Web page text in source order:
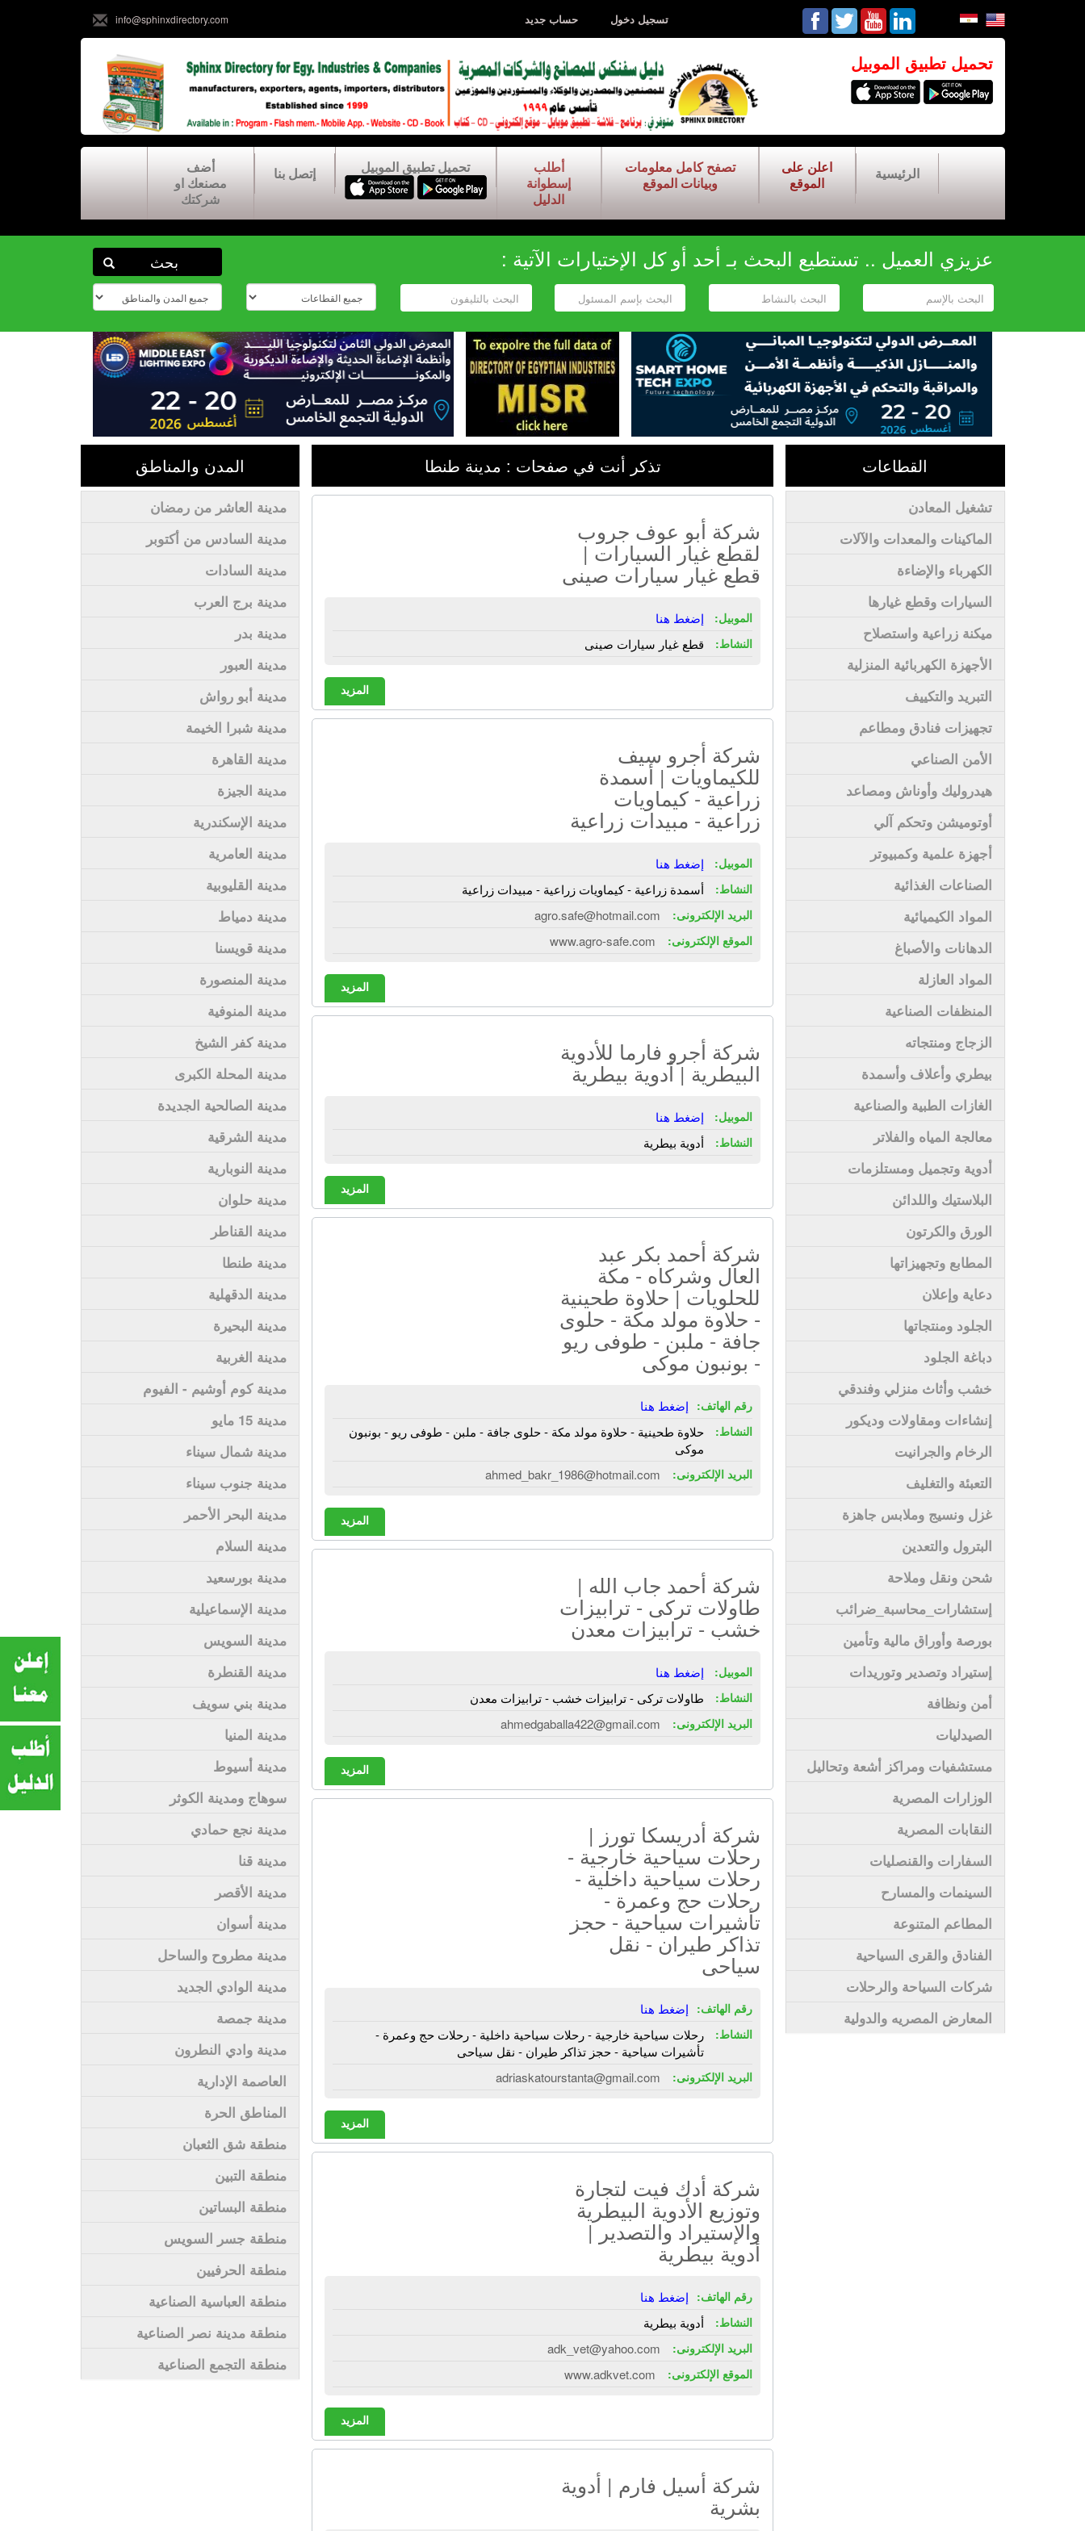
تسجيل دخول حساب جديد info@sphinxdirectory.com
تحميل تطبيق الموبيل
الرئيسية
اعلن على
الموقع
تصفح كامل معلومات
وبيانات الموقع
أطلب
إسطوانة
الدليل
تحميل تطبيق الموبيل إتصل بنا
أضف
مصنعك او
شركتك
عزيزي العميل .. تستطيع البحث بـ أحد أو كل الإختيارات الآتية :
القطاعات
تشغيل المعادن
الماكينات والمعدات والآلات
الكهرباء والإضاءة
السيارات وقطع غيارها
ميكنة زراعية واستصلاح
الأجهزة الكهربائية المنزلية
التبريد والتكييف
تجهيزات فنادق ومطاعم
الأمن الصناعي
هيدروليك وأوناش ومصاعد
أوتوميشن وتحكم آلي
أجهزة علمية وكمبيوتر
الصناعات الغذائية
المواد الكيميائية
الدهانات والأصباغ
المواد العازلة
المنظفات الصناعية
الزجاج ومنتجاته
بيطري وأعلاف وأسمدة
الغازات الطبية والصناعية
معالجة المياه والفلاتر
أدوية وتجميل ومستلزمات
البلاستيك واللدائن
الورق والكرتون
المطابع وتجهيزاتها
دعاية وإعلان
الجلود ومنتجاتها
دباغة الجلود
خشب وأثاث منزلي وفندقي
إنشاءات ومقاولات وديكور
الرخام والجرانيت
التعبئة والتغليف
غزل ونسيج وملابس جاهزة
البترول والتعدين
شحن ونقل وملاحة
إستشارات_محاسبة_ضرائب
بورصة وأوراق مالية وتأمين
إستيراد وتصدير وتوريدات
أمن ونظافة
الصيدليات
مستشفيات ومراكز أشعة وتحاليل
الوزارات المصرية
النقابات المصرية
السفارات والقنصليات
السينمات والمسارح
المطاعم المتنوعة
الفنادق والقرى السياحية
شركات السياحة والرحلات
المعارض المصريه والدولية
تذكر أنت في صفحات : مدينة طنطا
شركة أبو عوف جروب
لقطع غيار السيارات |
قطع غيار سيارات صينى
الموبيل: إضغط هنا
النشاط: قطع غيار سيارات صينى
المزيد
شركة أجرو سيف
للكيماويات | أسمدة
زراعية - كيماويات
زراعية - مبيدات زراعية
الموبيل: إضغط هنا
النشاط: أسمدة زراعية - كيماويات زراعية - مبيدات زراعية
البريد الإلكترونى: agro.safe@hotmail.com
الموقع الإلكترونى: www.agro-safe.com
المزيد
شركة أجرو فارما للأدوية
البيطرية | أدوية بيطرية
الموبيل: إضغط هنا
النشاط: أدوية بيطرية
المزيد
شركة أحمد بكر عبد
العال وشركاه - مكة
للحلويات | حلاوة طحينية
- حلاوة مولد مكة - حلوى
جافة - ملبن - طوفى ريو
- بونبون موكى
رقم الهاتف: إضغط هنا
النشاط:
حلاوة طحينية - حلاوة مولد مكة - حلوى جافة - ملبن - طوفى ريو - بونبون
موكى
البريد الإلكترونى: ahmed_bakr_1986@hotmail.com
المزيد
شركة أحمد جاب الله |
طاولات تركى - ترابيزات
خشب - ترابيزات معدن
الموبيل: إضغط هنا
النشاط: طاولات تركى - ترابيزات خشب - ترابيزات معدن
البريد الإلكترونى: ahmedgaballa422@gmail.com
المزيد
شركة أدريسكا تورز |
رحلات سياحية خارجية -
رحلات سياحية داخلية -
رحلات حج وعمرة -
تأشيرات سياحية - حجز
تذاكر طيران - نقل
سياحى
رقم الهاتف: إضغط هنا
النشاط:
رحلات سياحية خارجية - رحلات سياحية داخلية - رحلات حج وعمرة -
تأشيرات سياحية - حجز تذاكر طيران - نقل سياحى
البريد الإلكترونى: adriaskatourstanta@gmail.com
المزيد
شركة أدك فيت لتجارة
وتوزيع الأدوية البيطرية
والإستيراد والتصدير |
أدوية بيطرية
رقم الهاتف: إضغط هنا
النشاط: أدوية بيطرية
البريد الإلكترونى: adk_vet@yahoo.com
الموقع الإلكترونى: www.adkvet.com
المزيد
شركة أسيل فارم | أدوية
بشرية
المدن والمناطق
مدينة العاشر من رمضان
مدينة السادس من أكتوبر
مدينة السادات
مدينة برج العرب
مدينة بدر
مدينة العبور
مدينة أبو رواش
مدينة شبرا الخيمة
مدينة القاهرة
مدينة الجيزة
مدينة الإسكندرية
مدينة العامرية
مدينة القليوبية
مدينة دمياط
مدينة قويسنا
مدينة المنصورة
مدينة المنوفية
مدينة كفر الشيخ
مدينة المحلة الكبرى
مدينة الصالحية الجديدة
مدينة الشرقية
مدينة النوبارية
مدينة حلوان
مدينة القناطر
مدينة طنطا
مدينة الدقهلية
مدينة البحيرة
مدينة الغربية
مدينة كوم أوشيم - الفيوم
مدينة 15 مايو
مدينة شمال سيناء
مدينة جنوب سيناء
مدينة البحر الأحمر
مدينة السلام
مدينة بورسعيد
مدينة الإسماعيلية
مدينة السويس
مدينة القنطرة
مدينة بني سويف
مدينة المنيا
مدينة أسيوط
سوهاج ومدينة الكوثر
مدينة نجع حمادي
مدينة قنا
مدينة الأقصر
مدينة أسوان
مدينة مطروح والساحل
مدينة الوادي الجديد
مدينة جمصة
مدينة وادي النطرون
العاصمة الإدارية
المناطق الحرة
منطقة شق الثعبان
منطقة التبين
منطقة البساتين
منطقة جسر السويس
منطقة الحرفيين
منطقة العباسية الصناعية
منطقة مدينة نصر الصناعية
منطقة التجمع الصناعية